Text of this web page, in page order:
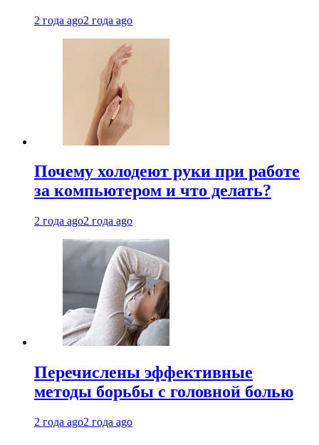
2 года ago2 года ago
Почему холодеют руки при работе
за компьютером и что делать?
2 года ago2 года ago
Перечислены эффективные
методы борьбы с головной болью
2 года ago2 года ago